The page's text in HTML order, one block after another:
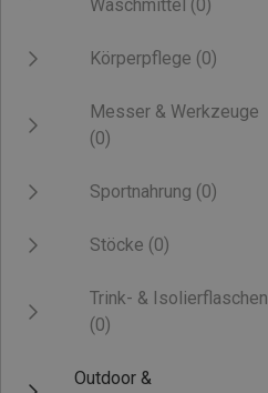
Waschmittel (0)
Körperpflege (0)
Messer & Werkzeuge
(0)
Sportnahrung (0)
Stöcke (0)
Trink- & Isolierflaschen
(0)
Outdoor &